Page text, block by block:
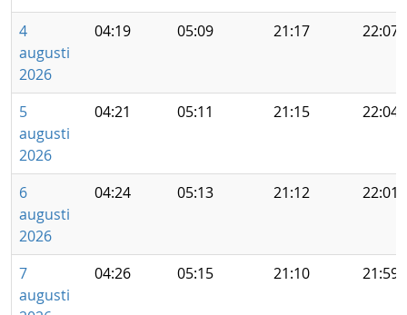
4
augusti
2026
04:19 05:09 21:17 22:07
5
augusti
2026
04:21 05:11 21:15 22:04
6
augusti
2026
04:24 05:13 21:12 22:01
7
augusti
04:26 05:15 21:10 21:59